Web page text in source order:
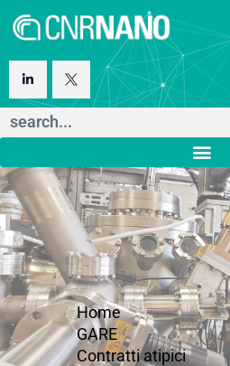
Home
GARE
Contratti atipici